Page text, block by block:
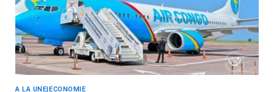
A LA UNE|ECONOMIE